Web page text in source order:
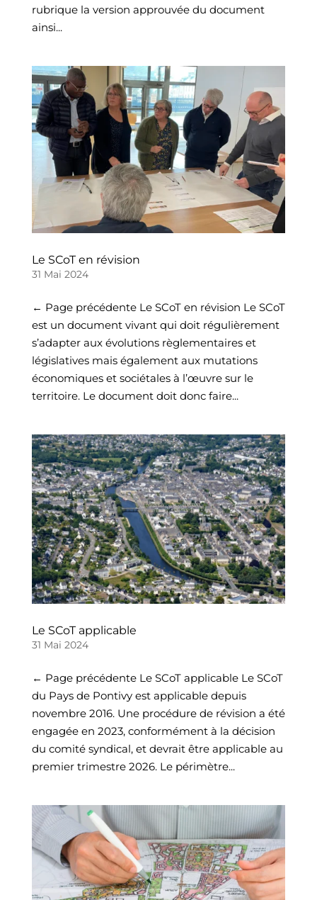
rubrique la version approuvée du document
ainsi...
Le SCoT en révision
31 Mai 2024
← Page précédente Le SCoT en révision Le SCoT
est un document vivant qui doit régulièrement
s’adapter aux évolutions règlementaires et
législatives mais également aux mutations
économiques et sociétales à l’œuvre sur le
territoire. Le document doit donc faire...
Le SCoT applicable
31 Mai 2024
← Page précédente Le SCoT applicable Le SCoT
du Pays de Pontivy est applicable depuis
novembre 2016. Une procédure de révision a été
engagée en 2023, conformément à la décision
du comité syndical, et devrait être applicable au
premier trimestre 2026. Le périmètre...